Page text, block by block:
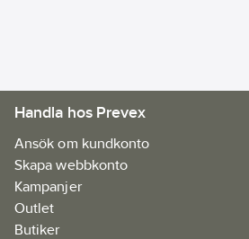
artikelnr:
7322304159103
Materialklass FAAA07
Handla hos Prevex
Ansök om kundkonto
Skapa webbkonto
Kampanjer
Outlet
Butiker